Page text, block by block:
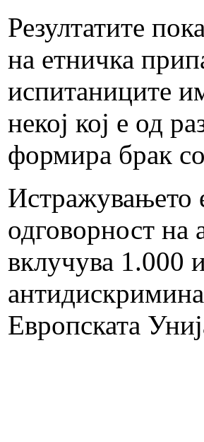
Резултатите
на етничка
испитаниците
некој кој е од
формира брак
Истражувањето
одговорност на
вклучува 1.000
Европската